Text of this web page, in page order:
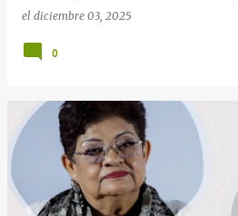
el diciembre 03, 2025
0